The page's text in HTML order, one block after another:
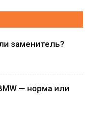
заменитель?
— норма или